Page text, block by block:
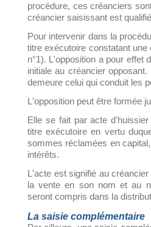
procédure, ces créanciers
créancier saisissant est
Pour intervenir dans la
titre exécutoire constatant
n°1). L'opposition a pour effet
initiale au créancier
demeure celui qui conduit les
L'opposition peut être formée
Elle se fait par acte
titre exécutoire en vertu
sommes réclamées en
intérêts.
L'acte est signifié au
la vente en son nom et au
seront compris dans la
La saisie complémentaire